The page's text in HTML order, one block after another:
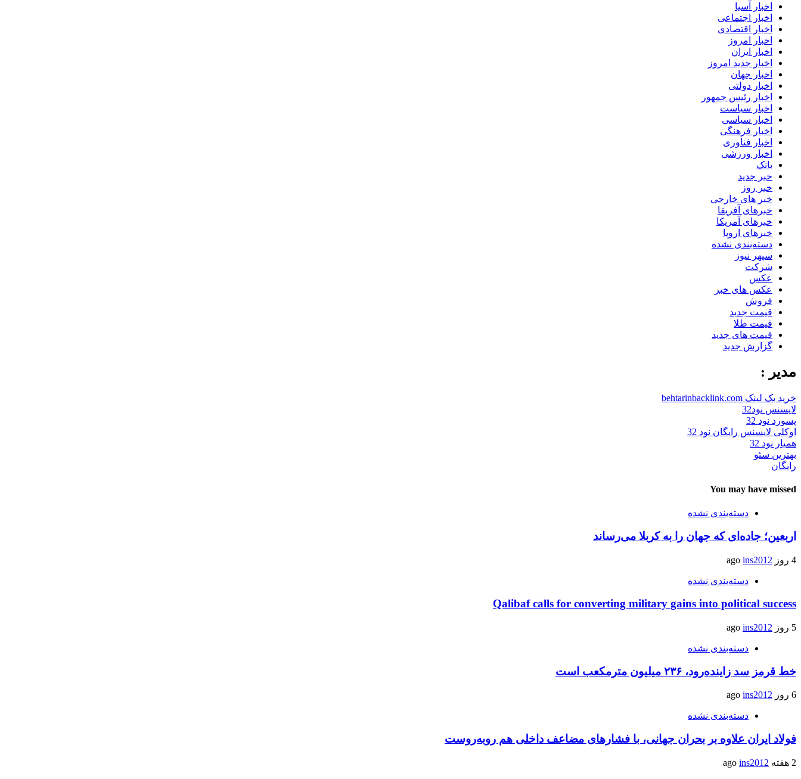
اخبار آسیا
اخبار اجتماعی
اخبار اقتصادی
اخبار امروز
اخبار ایران
اخبار جدید امروز
اخبار جهان
اخبار دولتی
اخبار رئیس جمهور
اخبار سیاست
اخبار سیاسی
اخبار فرهنگی
اخبار فناوری
اخبار ورزشی
بانک
خبر جدید
خبر روز
خبر های خارجی
خبرهای آفریقا
خبرهای آمریکا
خبرهای اروپا
دسته‌بندی نشده
سپهر نیوز
شرکت
عکس
عکس های خبر
فروش
قیمت جدید
قیمت طلا
قیمت های جدید
گزارش جدید
مدیر :
خرید بک لینک behtarinbacklink.com
لایسنس نود32
پسورد نود 32
اوکلی لایسنس رایگان نود 32
همیار نود 32
بهترین سئو
رایگان
You may have missed
دسته‌بندی نشده
اربعین؛ جاده‌ای که جهان را به کربلا می‌رساند
4 روز ago ins2012
دسته‌بندی نشده
Qalibaf calls for converting military gains into political success
5 روز ago ins2012
دسته‌بندی نشده
خط قرمز سد زاینده‌رود، ۲۳۶ میلیون مترمکعب است
6 روز ago ins2012
دسته‌بندی نشده
فولاد ایران علاوه بر بحران جهانی، با فشارهای مضاعف داخلی هم روبه‌روست
2 هفته ago ins2012